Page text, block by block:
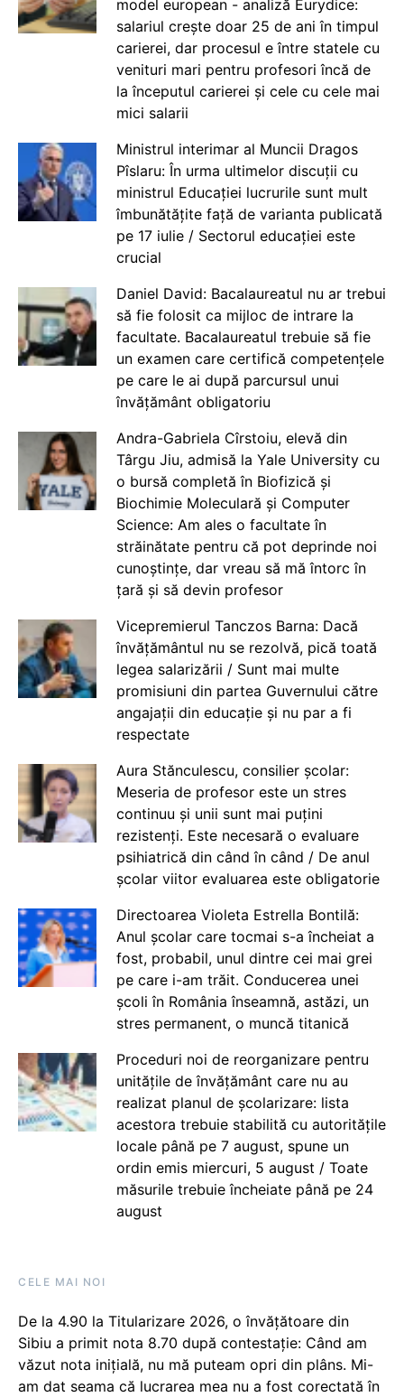
model european - analiză Eurydice:
salariul crește doar 25 de ani în timpul
carierei, dar procesul e între statele cu
venituri mari pentru profesori încă de
la începutul carierei și cele cu cele mai
mici salarii
Ministrul interimar al Muncii Dragos
Pîslaru: În urma ultimelor discuții cu
ministrul Educației lucrurile sunt mult
îmbunătățite față de varianta publicată
pe 17 iulie / Sectorul educației este
crucial
Daniel David: Bacalaureatul nu ar trebui
să fie folosit ca mijloc de intrare la
facultate. Bacalaureatul trebuie să fie
un examen care certifică competențele
pe care le ai după parcursul unui
învățământ obligatoriu
Andra-Gabriela Cîrstoiu, elevă din
Târgu Jiu, admisă la Yale University cu
o bursă completă în Biofizică și
Biochimie Moleculară și Computer
Science: Am ales o facultate în
străinătate pentru că pot deprinde noi
cunoștințe, dar vreau să mă întorc în
țară și să devin profesor
Vicepremierul Tanczos Barna: Dacă
învățământul nu se rezolvă, pică toată
legea salarizării / Sunt mai multe
promisiuni din partea Guvernului către
angajații din educație și nu par a fi
respectate
Aura Stănculescu, consilier școlar:
Meseria de profesor este un stres
continuu și unii sunt mai puțini
rezistenți. Este necesară o evaluare
psihiatrică din când în când / De anul
școlar viitor evaluarea este obligatorie
Directoarea Violeta Estrella Bontilă:
Anul școlar care tocmai s-a încheiat a
fost, probabil, unul dintre cei mai grei
pe care i-am trăit. Conducerea unei
școli în România înseamnă, astăzi, un
stres permanent, o muncă titanică
Proceduri noi de reorganizare pentru
unitățile de învățământ care nu au
realizat planul de școlarizare: lista
acestora trebuie stabilită cu autoritățile
locale până pe 7 august, spune un
ordin emis miercuri, 5 august / Toate
măsurile trebuie încheiate până pe 24
august
CELE MAI NOI
De la 4.90 la Titularizare 2026, o învățătoare din
Sibiu a primit nota 8.70 după contestație: Când am
văzut nota inițială, nu mă puteam opri din plâns. Mi-
am dat seama că lucrarea mea nu a fost corectată în